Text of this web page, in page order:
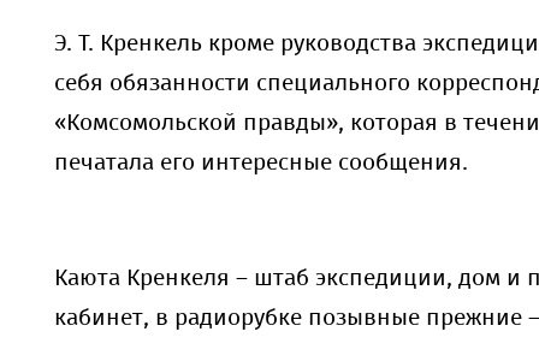
Э. Т. Кренкель кроме руководства
себя обязанности специального
«Комсомольской правды», которая в
печатала его интересные сообщения.
Каюта Кренкеля – штаб экспедиции, дом и
кабинет, в радиорубке позывные прежние –